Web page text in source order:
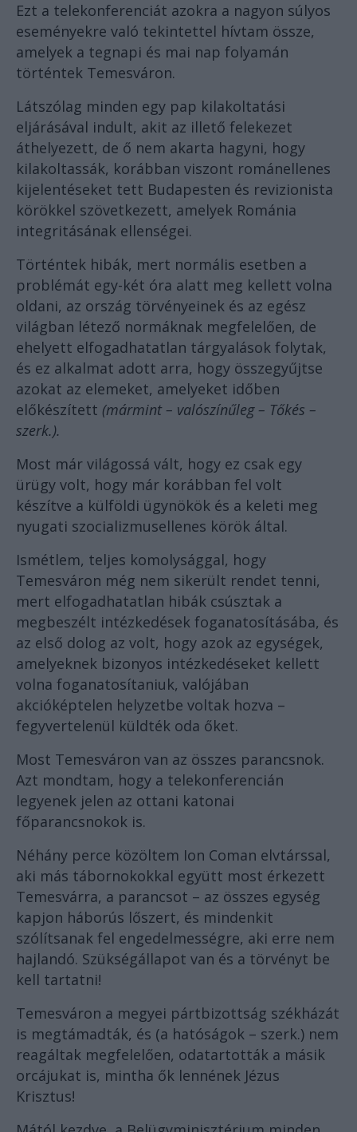
Ezt a telekonferenciát azokra a nagyon súlyos
eseményekre való tekintettel hívtam össze,
amelyek a tegnapi és mai nap folyamán
történtek Temesváron.
Látszólag minden egy pap kilakoltatási
eljárásával indult, akit az illető felekezet
áthelyezett, de ő nem akarta hagyni, hogy
kilakoltassák, korábban viszont románellenes
kijelentéseket tett Budapesten és revizionista
körökkel szövetkezett, amelyek Románia
integritásának ellenségei.
Történtek hibák, mert normális esetben a
problémát egy-két óra alatt meg kellett volna
oldani, az ország törvényeinek és az egész
világban létező normáknak megfelelően, de
ehelyett elfogadhatatlan tárgyalások folytak,
és ez alkalmat adott arra, hogy összegyűjtse
azokat az elemeket, amelyeket időben
előkészített (mármint – valószínűleg – Tőkés –
szerk.).
Most már világossá vált, hogy ez csak egy
ürügy volt, hogy már korábban fel volt
készítve a külföldi ügynökök és a keleti meg
nyugati szocializmusellenes körök által.
Ismétlem, teljes komolysággal, hogy
Temesváron még nem sikerült rendet tenni,
mert elfogadhatatlan hibák csúsztak a
megbeszélt intézkedések foganatosításába, és
az első dolog az volt, hogy azok az egységek,
amelyeknek bizonyos intézkedéseket kellett
volna foganatosítaniuk, valójában
akcióképtelen helyzetbe voltak hozva –
fegyvertelenül küldték oda őket.
Most Temesváron van az összes parancsnok.
Azt mondtam, hogy a telekonferencián
legyenek jelen az ottani katonai
főparancsnokok is.
Néhány perce közöltem Ion Coman elvtárssal,
aki más tábornokokkal együtt most érkezett
Temesvárra, a parancsot – az összes egység
kapjon háborús lőszert, és mindenkit
szólítsanak fel engedelmességre, aki erre nem
hajlandó. Szükségállapot van és a törvényt be
kell tartatni!
Temesváron a megyei pártbizottság székházát
is megtámadták, és (a hatóságok – szerk.) nem
reagáltak megfelelően, odatartották a másik
orcájukat is, mintha ők lennének Jézus
Krisztus!